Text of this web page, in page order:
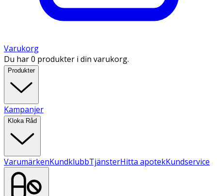
Varukorg
Du har 0 produkter i din varukorg.
Produkter
Kampanjer
Kloka Råd
VarumärkenKundklubbTjänsterHitta apotekKundservice